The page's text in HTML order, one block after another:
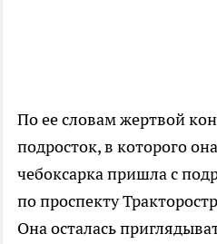
По ее словам жертвой
подросток, в которого
чебоксарка пришла с
по проспекту
Она осталась